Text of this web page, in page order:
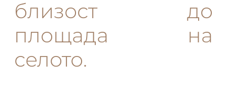
близост до
площада на
селото.